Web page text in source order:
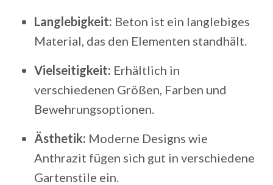
Langlebigkeit: Beton ist ein langlebiges
Material, das den Elementen standhält.
Vielseitigkeit: Erhältlich in
verschiedenen Größen, Farben und
Bewehrungsoptionen.
Ästhetik: Moderne Designs wie
Anthrazit fügen sich gut in verschiedene
Gartenstile ein.